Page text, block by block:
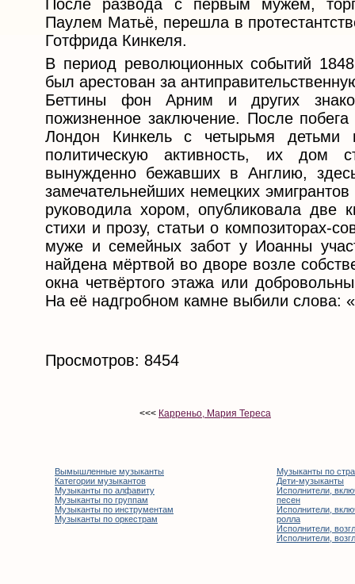
После развода с первым мужем,
Паулем Матьё, перешла в
Готфрида Кинкеля.
В период революционных событий
был арестован за
Беттины фон Арним и других
пожизненное заключение. После
Лондон Кинкель с четырьмя
политическую активность, их дом
вынужденно бежавших в Англию,
замечательнейших немецких
руководила хором, опубликовала две
стихи и прозу, статьи о композиторах-
муже и семейных забот у Иоанны
найдена мёртвой во дворе возле
окна четвёртого этажа или
На её надгробном камне выбили слова:
Просмотров: 8454
<<< Карреньо, Мария Тереса
Вымышленные музыканты
Категории музыкантов
Музыканты по алфавиту
Музыканты по группам
Музыканты по инструментам
Музыканты по оркестрам
Музыканты по
Дети-музыканты
Исполнители,
песен
Исполнители,
ролла
Исполнители,
Исполнители,